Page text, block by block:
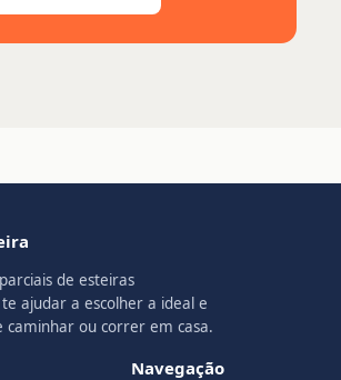
de esteiras
ajudar a escolher a ideal e
ou correr em casa.
Navegação